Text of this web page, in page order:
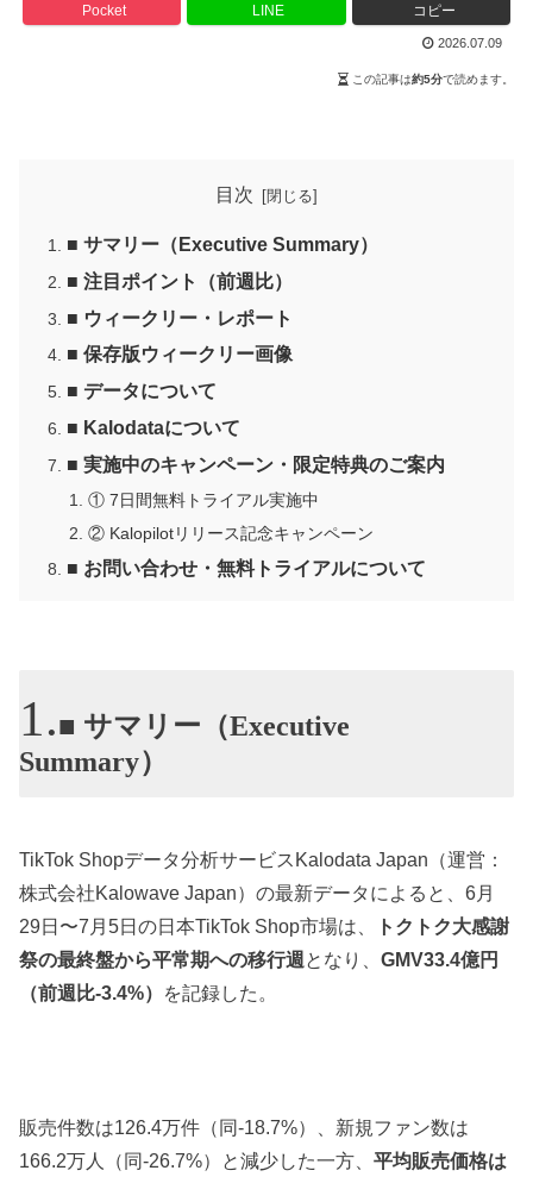
Pocket LINE コピー
2026.07.09
この記事は約5分で読めます。
目次
■ サマリー（Executive Summary）
■ 注目ポイント（前週比）
■ ウィークリー・レポート
■ 保存版ウィークリー画像
■ データについて
■ Kalodataについて
■ 実施中のキャンペーン・限定特典のご案内
① 7日間無料トライアル実施中
② Kalopilotリリース記念キャンペーン
■ お問い合わせ・無料トライアルについて
■ サマリー（Executive
Summary）
TikTok Shopデータ分析サービスKalodata Japan（運営：
株式会社Kalowave Japan）の最新データによると、6月
29日〜7月5日の日本TikTok Shop市場は、
トクトク大感謝
祭の最終盤から平常期への移行週 となり、 GMV33.4億円
（前週比-3.4%）
を記録した。
販売件数は126.4万件（同-18.7%）、新規ファン数は
166.2万人（同-26.7%）と減少した一方、 平均販売価格は